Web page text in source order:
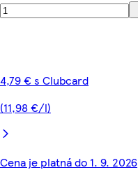
4,79 € s Clubcard
(11,98 €/l)
Cena je platná do 1. 9. 2026